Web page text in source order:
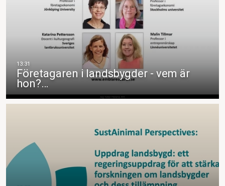
Företagaren i landsbygder - vem är
hon?…